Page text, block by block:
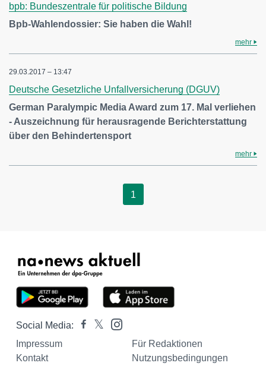
bpb: Bundeszentrale für politische Bildung
Bpb-Wahlendossier: Sie haben die Wahl!
mehr
29.03.2017 – 13:47
Deutsche Gesetzliche Unfallversicherung (DGUV)
German Paralympic Media Award zum 17. Mal verliehen
- Auszeichnung für herausragende Berichterstattung
über den Behindertensport
mehr
1
Social Media:
Impressum
Für Redaktionen
Kontakt
Nutzungsbedingungen